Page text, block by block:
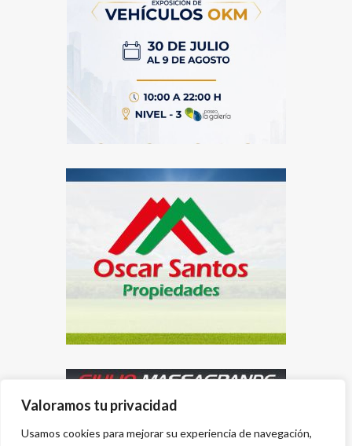
Valoramos tu privacidad
Usamos cookies para mejorar su experiencia de navegación,